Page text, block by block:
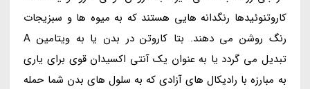
کاروتنوئیدها رنگدانه هایی هستند که به میوه ها و سبزیجات
رنگ روشن می دهند. بتا کاروتن در بدن یا به ویتامین A
تبدیل می گردد یا به عنوان یک آنتی اکسیدان قوی برای یاری
به مبارزه با رادیکال های آزادی که به سلول های بدن شما حمله